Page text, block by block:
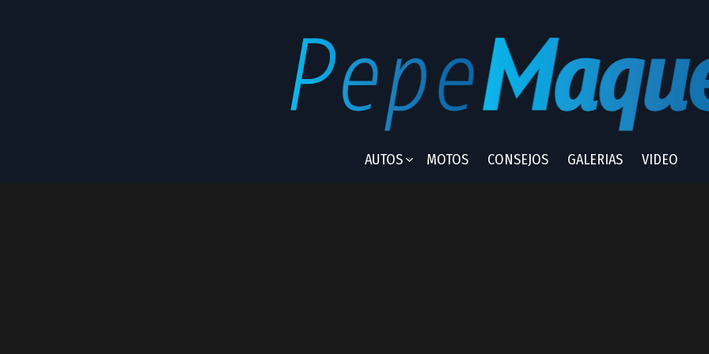
AUTOS MOTOS CONSEJOS GALERIAS VIDEO